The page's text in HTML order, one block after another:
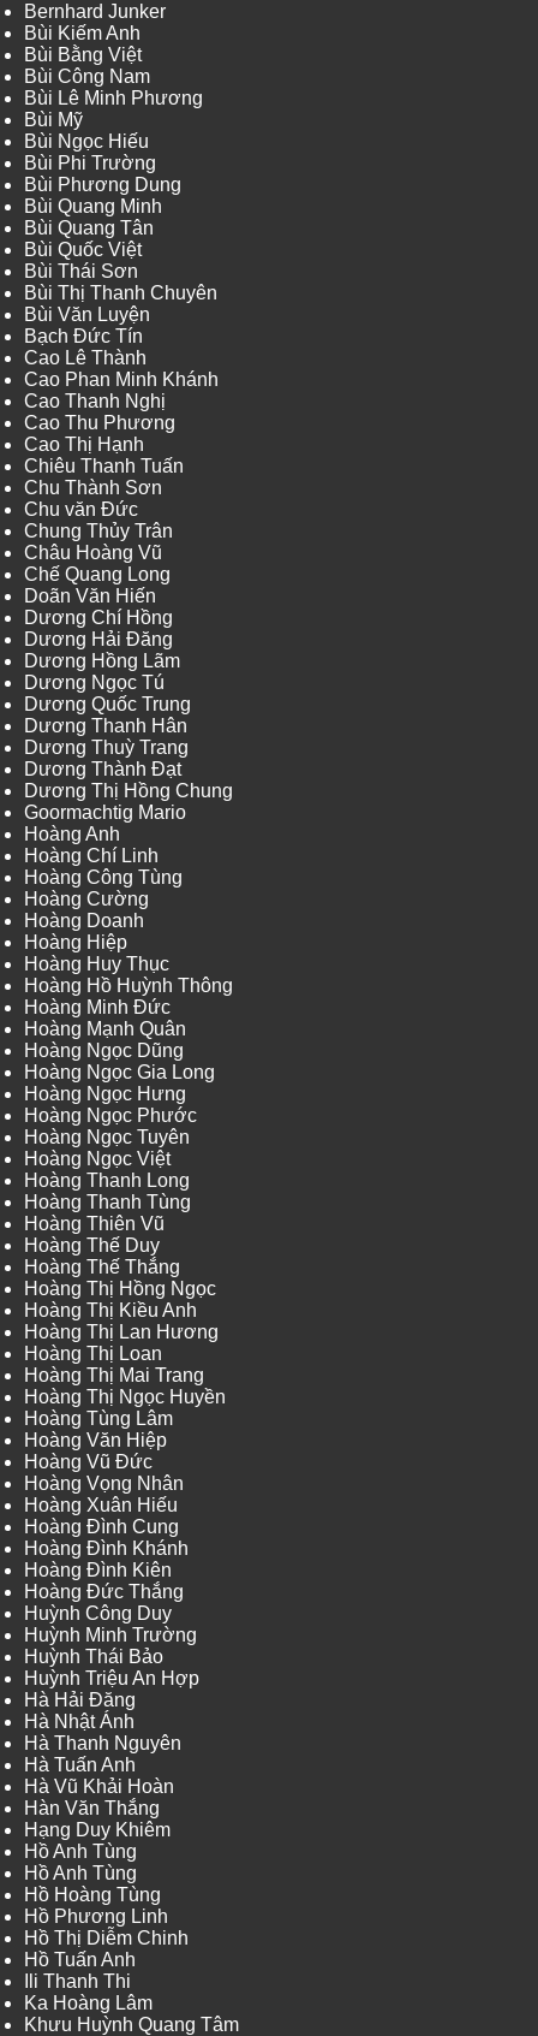
Bernhard Junker
Bùi Kiếm Anh
Bùi Bằng Việt
Bùi Công Nam
Bùi Lê Minh Phương
Bùi Mỹ
Bùi Ngọc Hiếu
Bùi Phi Trường
Bùi Phương Dung
Bùi Quang Minh
Bùi Quang Tân
Bùi Quốc Việt
Bùi Thái Sơn
Bùi Thị Thanh Chuyên
Bùi Văn Luyện
Bạch Đức Tín
Cao Lê Thành
Cao Phan Minh Khánh
Cao Thanh Nghị
Cao Thu Phương
Cao Thị Hạnh
Chiêu Thanh Tuấn
Chu Thành Sơn
Chu văn Đức
Chung Thủy Trân
Châu Hoàng Vũ
Chế Quang Long
Doãn Văn Hiến
Dương Chí Hồng
Dương Hải Đăng
Dương Hồng Lãm
Dương Ngọc Tú
Dương Quốc Trung
Dương Thanh Hân
Dương Thuỳ Trang
Dương Thành Đạt
Dương Thị Hồng Chung
Goormachtig Mario
Hoàng Anh
Hoàng Chí Linh
Hoàng Công Tùng
Hoàng Cường
Hoàng Doanh
Hoàng Hiệp
Hoàng Huy Thục
Hoàng Hồ Huỳnh Thông
Hoàng Minh Đức
Hoàng Mạnh Quân
Hoàng Ngọc Dũng
Hoàng Ngọc Gia Long
Hoàng Ngọc Hưng
Hoàng Ngọc Phước
Hoàng Ngọc Tuyên
Hoàng Ngọc Việt
Hoàng Thanh Long
Hoàng Thanh Tùng
Hoàng Thiên Vũ
Hoàng Thế Duy
Hoàng Thế Thắng
Hoàng Thị Hồng Ngọc
Hoàng Thị Kiều Anh
Hoàng Thị Lan Hương
Hoàng Thị Loan
Hoàng Thị Mai Trang
Hoàng Thị Ngọc Huyền
Hoàng Tùng Lâm
Hoàng Văn Hiệp
Hoàng Vũ Đức
Hoàng Vọng Nhân
Hoàng Xuân Hiếu
Hoàng Đình Cung
Hoàng Đình Khánh
Hoàng Đình Kiên
Hoàng Đức Thắng
Huỳnh Công Duy
Huỳnh Minh Trường
Huỳnh Thái Bảo
Huỳnh Triệu An Hợp
Hà Hải Đăng
Hà Nhật Ánh
Hà Thanh Nguyên
Hà Tuấn Anh
Hà Vũ Khải Hoàn
Hàn Văn Thắng
Hạng Duy Khiêm
Hồ Anh Tùng
Hồ Anh Tùng
Hồ Hoàng Tùng
Hồ Phương Linh
Hồ Thị Diễm Chinh
Hồ Tuấn Anh
Ili Thanh Thi
Ka Hoàng Lâm
Khưu Huỳnh Quang Tâm